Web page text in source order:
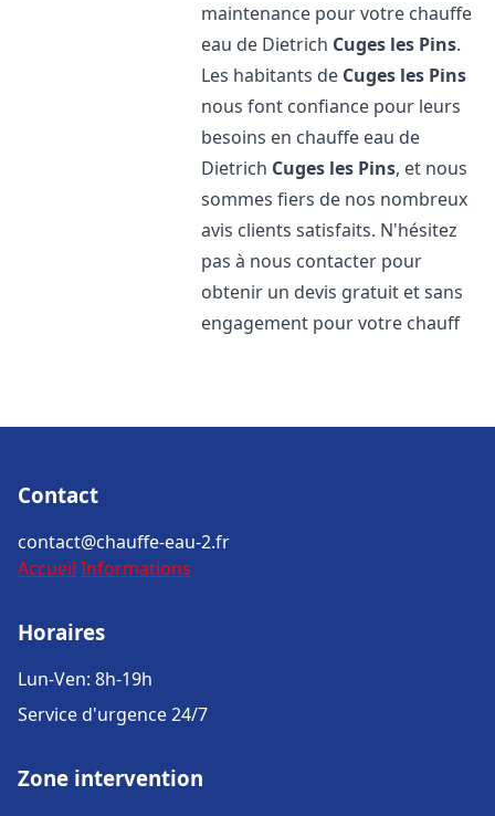
maintenance pour votre chauffe
eau de Dietrich Cuges les Pins.
Les habitants de Cuges les Pins
nous font confiance pour leurs
besoins en chauffe eau de
Dietrich Cuges les Pins, et nous
sommes fiers de nos nombreux
avis clients satisfaits. N'hésitez
pas à nous contacter pour
obtenir un devis gratuit et sans
engagement pour votre chauff
Contact
contact@chauffe-eau-2.fr
Accueil Informations
Horaires
Lun-Ven: 8h-19h
Service d'urgence 24/7
Zone intervention